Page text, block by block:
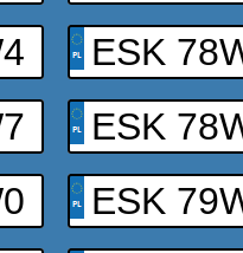
ESK
ESK
ESK